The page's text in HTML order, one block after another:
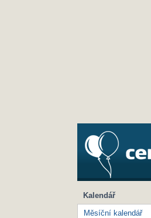
Kalendář
Měsíční kalendář